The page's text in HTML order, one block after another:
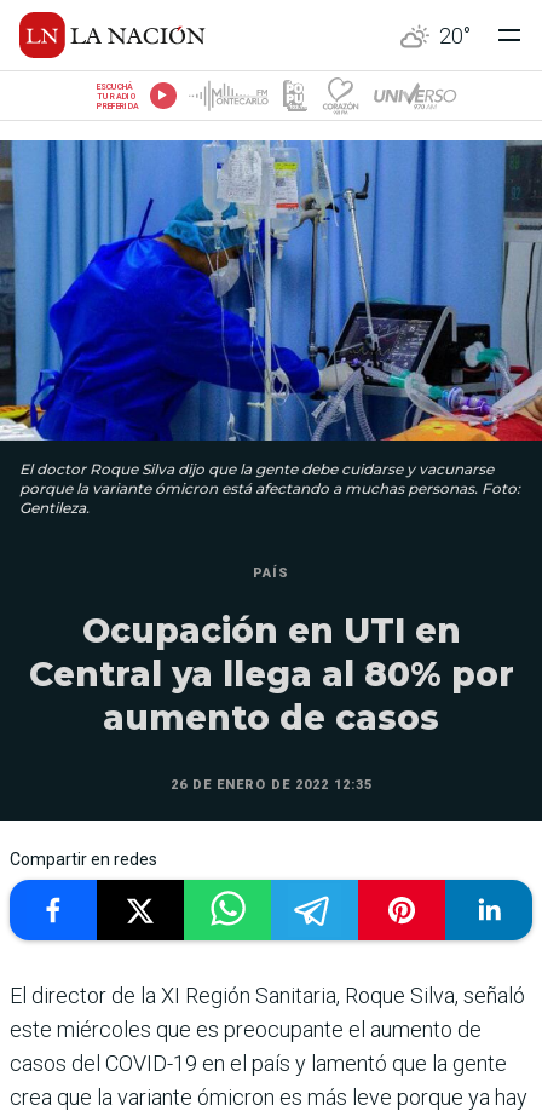
20°
ESCUCHÁ
TU RADIO
PREFERIDA
El doctor Roque Silva dijo que la gente debe cuidarse y vacunarse
porque la variante ómicron está afectando a muchas personas. Foto:
Gentileza.
PAÍS
Ocupación en UTI en
Central ya llega al 80% por
aumento de casos
26 DE ENERO DE 2022 12:35
Compartir en redes
El director de la XI Región Sanitaria, Roque Silva, señaló
este miércoles que es preocupante el aumento de
casos del COVID-19 en el país y lamentó que la gente
crea que la variante ómicron es más leve porque ya hay